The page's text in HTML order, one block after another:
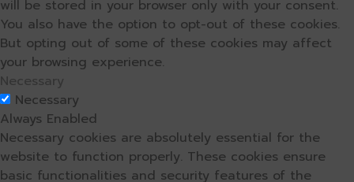
will be stored in your browser only with your consent.
You also have the option to opt-out of these cookies.
But opting out of some of these cookies may affect
your browsing experience.
Necessary
Necessary
Always Enabled
Necessary cookies are absolutely essential for the
website to function properly. These cookies ensure
basic functionalities and security features of the